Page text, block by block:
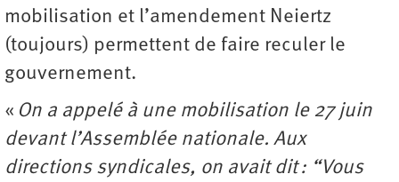
mobilisation et l’amendement Neiertz
(toujours) permettent de faire reculer le
gouvernement.
« On a appelé à une mobilisation le 27 juin
devant l’Assemblée nationale. Aux
directions syndicales, on avait dit : “Vous